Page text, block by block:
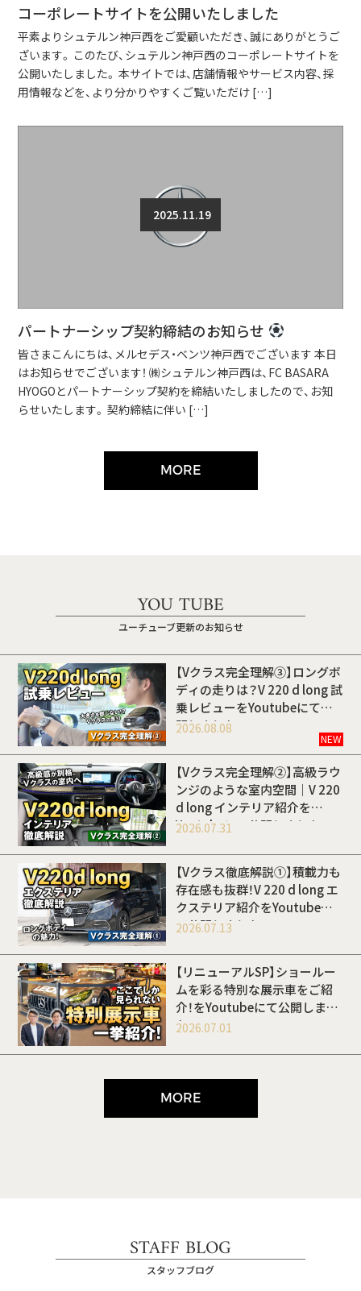
コーポレートサイトを公開いたしました
平素よりシュテルン神戸西をご愛顧いただき、誠にありがとうご
ざいます。 このたび、シュテルン神戸西のコーポレートサイトを
公開いたしました。 本サイトでは、店舗情報やサービス内容、採
用情報などを、より分かりやすくご覧いただけ […]
2025.11.19
パートナーシップ契約締結のお知らせ
皆さまこんにちは、メルセデス・ベンツ神戸西でございます 本日
はお知らせでございます！ ㈱シュテルン神戸西は、FC BASARA
HYOGOとパートナーシップ契約を締結いたしましたので、お知
らせいたします。 契約締結に伴い […]
MORE
YOU TUBE
ユーチューブ更新のお知らせ
【Vクラス完全理解③】ロングボ
ディの走りは？V 220 d long 試
乗レビューをYoutubeにて公
開しました
2026.08.08
NEW
【Vクラス完全理解②】高級ラウ
ンジのような室内空間｜V 220
d long インテリア紹介を
Youtubeにて公開しました
2026.07.31
【Vクラス徹底解説①】積載力も
存在感も抜群！V 220 d long エ
クステリア紹介をYoutubeに
て公開しました
2026.07.13
【リニューアルSP】ショールー
ムを彩る特別な展示車をご紹
介！をYoutubeにて公開しまし
た
2026.07.01
MORE
STAFF BLOG
スタッフブログ